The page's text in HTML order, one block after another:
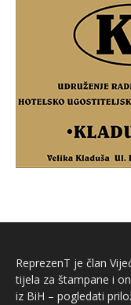
ReprezenT je član
tijela za štampane i
iz BiH – pogledati